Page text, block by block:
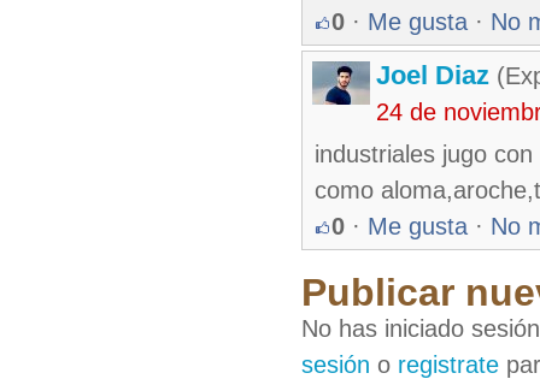
0 · Me gusta · No
Joel Diaz
24 de
industriales jugo
como
0 · Me gusta · No
Publicar
No has iniciado
sesión o registrate